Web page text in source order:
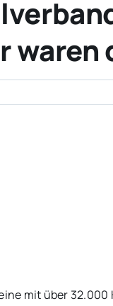
waren
mit über